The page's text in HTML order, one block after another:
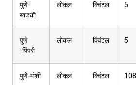
पुणे-
खडकी
लोकल क्विंटल 5
पुणे
-पिंपरी
लोकल क्विंटल 5
पुणे-मोशी लोकल क्विंटल 108